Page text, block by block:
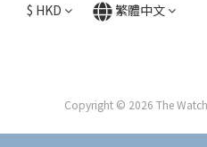
$ HKD 繁體中文
Copyright © 2026 The